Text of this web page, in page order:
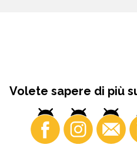
Volete sapere di più